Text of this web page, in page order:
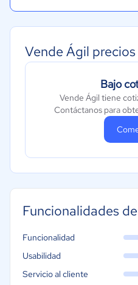
Metales y Minería
Recursos Humanos
Gastronomía
Aeroespacial y defensa
Turismo
Vende Ágil precios
Bajo
Vende Ágil tiene
Contáctanos para
Funcionalidades
Funcionalidad
Usabilidad
Servicio al cliente